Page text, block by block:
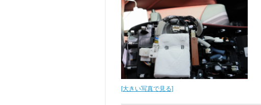
[大きい写真で見る]